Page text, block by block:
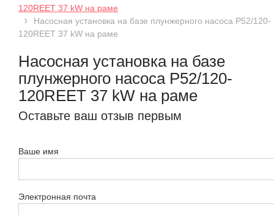
120REET 37 kW на раме
Насосная установка на базе плунжерного насоса P52/120-
120REET 37 kW на раме
Насосная установка на базе
плунжерного насоса P52/120-
120REET 37 kW на раме
Оставьте ваш отзыв первым
Ваше имя
Электронная почта